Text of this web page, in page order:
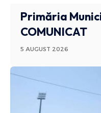
Primăria
COMUNICAT
5 AUGUST 2026